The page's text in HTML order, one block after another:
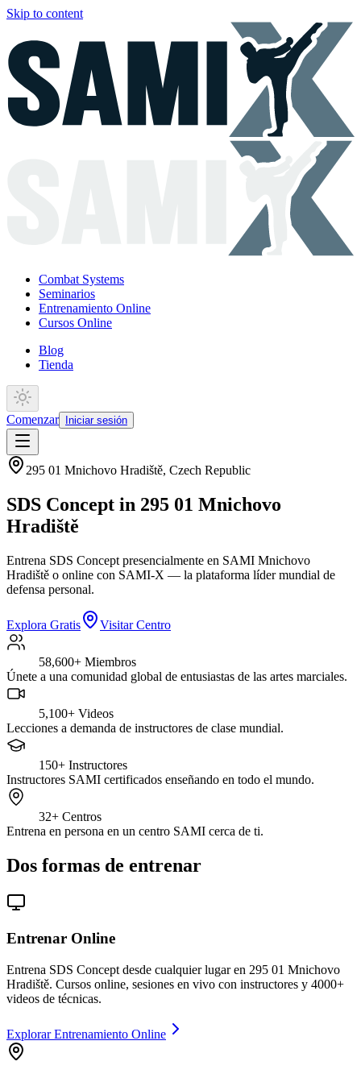
Skip to content
Combat Systems
Seminarios
Entrenamiento Online
Cursos Online
Blog
Tienda
Comenzar Iniciar sesión
295 01 Mnichovo Hradiště, Czech Republic
SDS Concept in 295 01 Mnichovo
Hradiště
Entrena SDS Concept presencialmente en SAMI Mnichovo
Hradiště o online con SAMI-X — la plataforma líder mundial de
defensa personal.
Explora Gratis Visitar Centro
58,600+ Miembros
Únete a una comunidad global de entusiastas de las artes marciales.
5,100+ Videos
Lecciones a demanda de instructores de clase mundial.
150+ Instructores
Instructores SAMI certificados enseñando en todo el mundo.
32+ Centros
Entrena en persona en un centro SAMI cerca de ti.
Dos formas de entrenar
Entrenar Online
Entrena SDS Concept desde cualquier lugar en 295 01 Mnichovo
Hradiště. Cursos online, sesiones en vivo con instructores y 4000+
videos de técnicas.
Explorar Entrenamiento Online